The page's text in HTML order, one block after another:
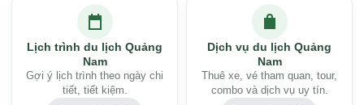
Lịch trình du lịch Quảng
Nam
Gợi ý lịch trình theo ngày chi
tiết, tiết kiệm.
Dịch vụ du lịch Quảng
Nam
Thuê xe, vé tham quan, tour,
combo và dịch vụ uy tín.